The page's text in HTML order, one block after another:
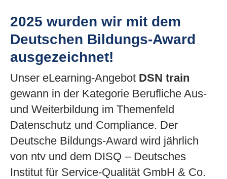
2025 wurden wir mit dem
Deutschen Bildungs-Award
ausgezeichnet!
Unser eLearning-Angebot DSN train
gewann in der Kategorie Berufliche Aus-
und Weiterbildung im Themenfeld
Datenschutz und Compliance. Der
Deutsche Bildungs-Award wird jährlich
von ntv und dem DISQ – Deutsches
Institut für Service-Qualität GmbH & Co.